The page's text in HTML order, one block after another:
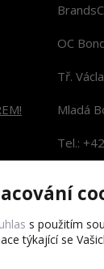
OC
Tř.
Mladá
Tel.:
s použitím
týkající se